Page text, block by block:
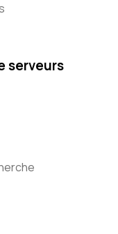
serveurs